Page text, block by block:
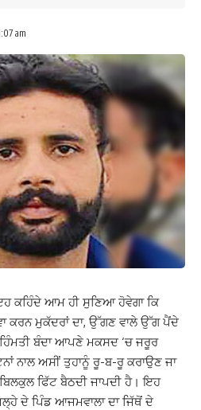
am
ਕਹਿੰਦੇ ਆਮ ਹੀ ਸੁਣਿਆ ਹੋਵੇਗਾ ਕਿ
ਕਰਨ ਮੁਕੱਦਰਾਂ ਦਾ, ਉੱਗਣ ਵਾਲੇ ਉੱਗ ਪੈਂਦੇ
ਹਿੰਮਤੀ ਬੰਦਾ ਆਪਣੇ ਮਕਸਦ ‘ਚ ਜਰੂਰ
ਨਾਲ ਅਸੀਂ ਤੁਹਾਨੂੰ ਰੂ-ਬ-ਰੂ ਕਰਾਉਣ ਜਾ
ਫਿੱਟ ਬੈਠਦੀ ਜਾਪਦੀ ਹੈ। ਇਹ
ਦੇ ਪਿੰਡ ਆਜਮਵਾਲਾ ਦਾ ਜਿੱਥੋਂ ਦੇ